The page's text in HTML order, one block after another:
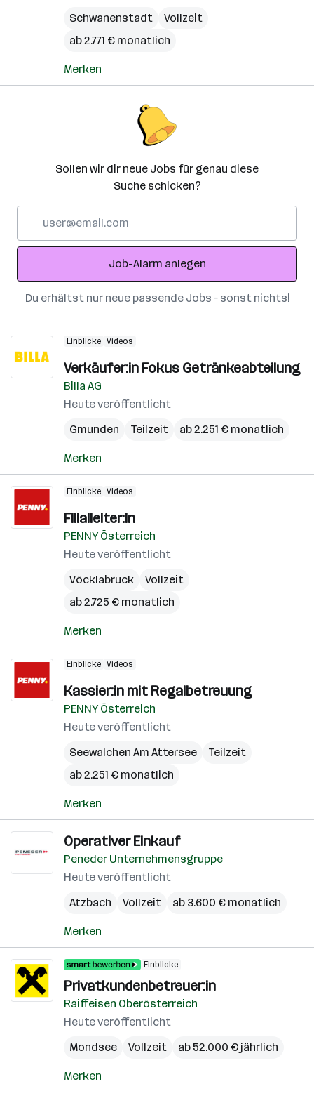
Schwanenstadt
Vollzeit
ab 2.771 € monatlich
Merken
Sollen wir dir neue Jobs für genau diese
Suche schicken?
Adresse
Job-Alarm anlegen
Du erhältst nur neue passende Jobs – sonst nichts!
Einblicke Videos
Verkäufer:in Fokus Getränkeabteilung
Billa AG
Heute veröffentlicht
Gmunden
Teilzeit ab 2.251 € monatlich
Merken
Einblicke Videos
Filialleiter:in
PENNY Österreich
Heute veröffentlicht
Vöcklabruck
Vollzeit
ab 2.725 € monatlich
Merken
Einblicke Videos
Kassier:in mit Regalbetreuung
PENNY Österreich
Heute veröffentlicht
Seewalchen Am Attersee
Teilzeit
ab 2.251 € monatlich
Merken
Operativer Einkauf
Peneder Unternehmensgruppe
Heute veröffentlicht
Atzbach
Vollzeit ab 3.600 € monatlich
Merken
Einblicke
Privatkundenbetreuer:in
Raiffeisen Oberösterreich
Heute veröffentlicht
Mondsee
Vollzeit ab 52.000 € jährlich
Merken